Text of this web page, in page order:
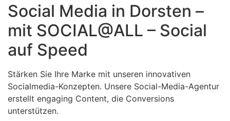
Social Media in Dorsten –
mit SOCIAL@ALL – Social
auf Speed
Stärken Sie Ihre Marke mit unseren innovativen
Socialmedia-Konzepten. Unsere Social-Media-Agentur
erstellt engaging Content, die Conversions
unterstützen.